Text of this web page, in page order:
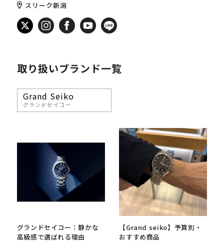
スリーク新潟
取り扱いブランド一覧
Grand Seiko
グランドセイコー
グランドセイコー：静かな
高級感で選ばれる理由
【Grand seiko】予算別・
おすすめ商品